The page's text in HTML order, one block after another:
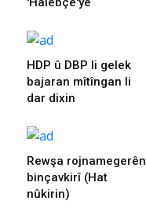
HDP û DBP li gelek
bajaran mîtîngan li
dar dixin
Rewşa rojnamegerên
binçavkirî (Hat
nûkirin)